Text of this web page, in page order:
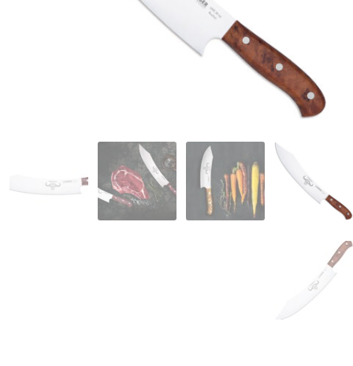
מתנות לחנוכת בית
מתנות למטבח
מתכונים שלכם
מאמרים